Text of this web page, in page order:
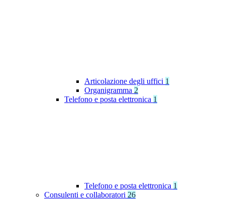
Articolazione degli uffici 1
Organigramma 2
Telefono e posta elettronica 1
Telefono e posta elettronica 1
Consulenti e collaboratori 26